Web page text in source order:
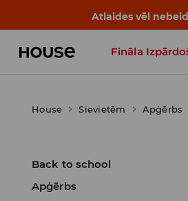
Atlaides vēl
Fināla
House Sievietēm Apģērbs
Back to school
Apģērbs